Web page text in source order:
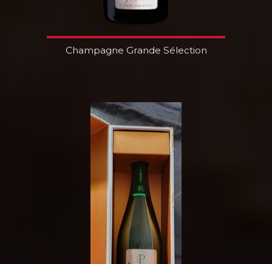
Champagne Grande Sélection